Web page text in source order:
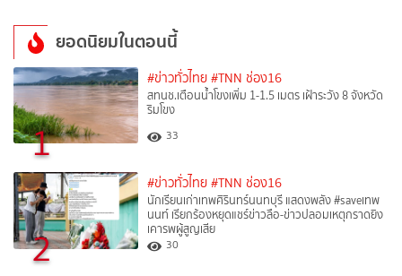
ยอดนิยมในตอนนี้
1
#ข่าวทั่วไทย #TNN ช่อง16
สทนช.เตือนน้ำโขงเพิ่ม 1-1.5 เมตร เฝ้าระวัง 8 จังหวัด
ริมโขง
33
2
#ข่าวทั่วไทย #TNN ช่อง16
นักเรียนเก่าเทพศิรินทร์นนทบุรี แสดงพลัง #saveเทพ
นนท์ เรียกร้องหยุดแชร์ข่าวลือ-ข่าวปลอมเหตุกราดยิง
เคารพผู้สูญเสีย
30